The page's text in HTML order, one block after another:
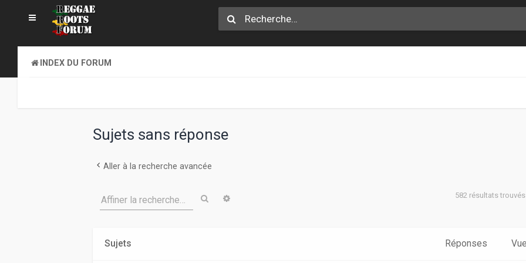
INDEX DU FORUM
Sujets sans réponse
Aller à la recherche avancée
Affiner la recherche… Rechercher 582 résultats trouvés
Sujets Réponses